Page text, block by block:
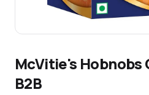
McVitie's Hobnobs
B2B